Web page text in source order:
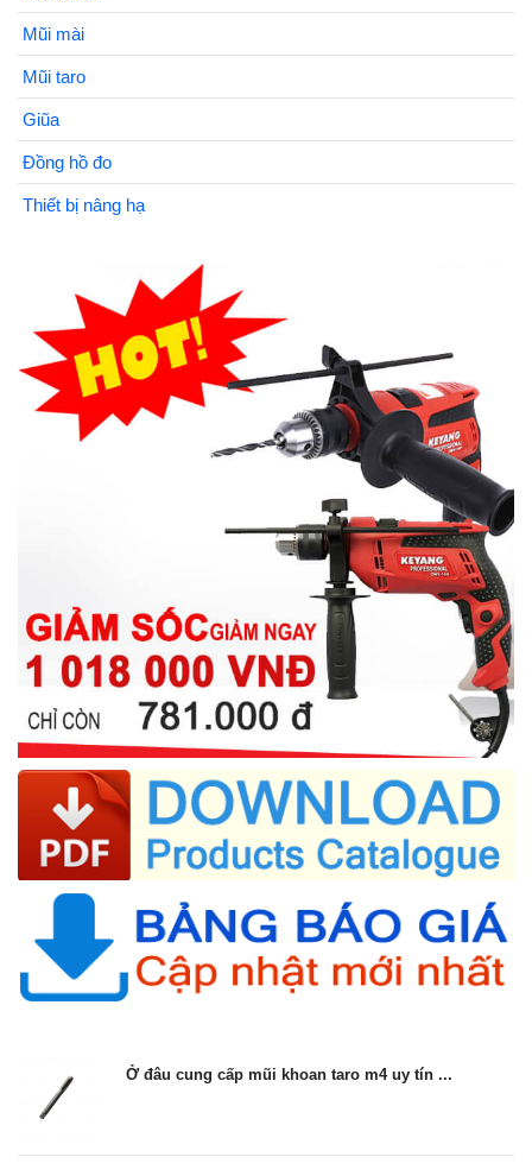
Mũi mài
Mũi taro
Giũa
Đồng hồ đo
Thiết bị nâng hạ
Ở đâu cung cấp mũi khoan taro m4 uy tín ...